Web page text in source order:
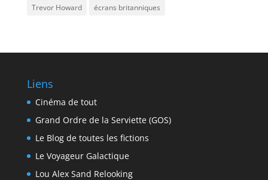
Trevor Howard
écrans britanniques
Liens
Cinéma de tout
Grand Ordre de la Serviette (GOS)
Le Blog de toutes les fictions
Le Voyageur Galactique
Lou Alex Sand Relooking